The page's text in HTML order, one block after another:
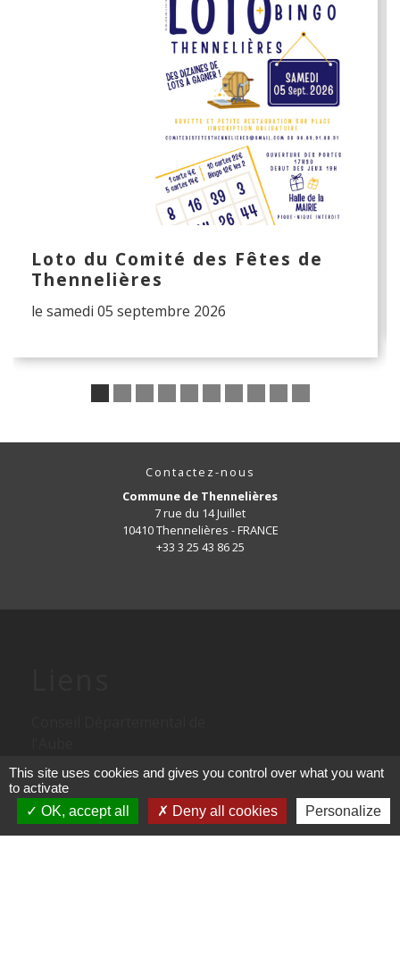
Loto du Comité des Fêtes de
Thennelières
le samedi 05 septembre 2026
Contactez-nous
Commune de Thennelières
7 rue du 14 Juillet
10410 Thennelières - FRANCE
+33 3 25 43 86 25
Troyes Champagne Métropole
Conseil Régional d'Alsace
Champagne Ardennes Lorraine
This site uses cookies and gives you control over what you want
to activate
OK, accept all
Deny all cookies Personalize